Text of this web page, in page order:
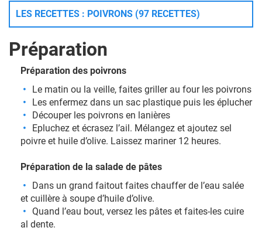
LES RECETTES : POIVRONS (97 RECETTES)
Préparation
Préparation des poivrons
Le matin ou la veille, faites griller au four les poivrons
Les enfermez dans un sac plastique puis les éplucher
Découper les poivrons en lanières
Epluchez et écrasez l’ail. Mélangez et ajoutez sel
poivre et huile d’olive. Laissez mariner 12 heures.
Préparation de la salade de pâtes
Dans un grand faitout faites chauffer de l’eau salée
et cuillère à soupe d’huile d’olive.
Quand l’eau bout, versez les pâtes et faites-les cuire
al dente.